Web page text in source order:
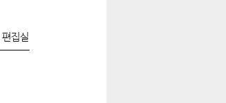
편집실